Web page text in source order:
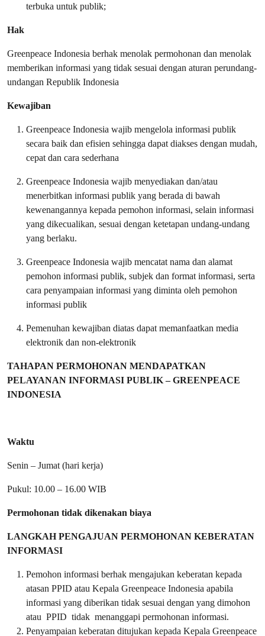
terbuka untuk publik;
Hak
Greenpeace Indonesia berhak menolak permohonan dan menolak
memberikan informasi yang tidak sesuai dengan aturan perundang-
undangan Republik Indonesia
Kewajiban
Greenpeace Indonesia wajib mengelola informasi publik
secara baik dan efisien sehingga dapat diakses dengan mudah,
cepat dan cara sederhana
Greenpeace Indonesia wajib menyediakan dan/atau
menerbitkan informasi publik yang berada di bawah
kewenangannya kepada pemohon informasi, selain informasi
yang dikecualikan, sesuai dengan ketetapan undang-undang
yang berlaku.
Greenpeace Indonesia wajib mencatat nama dan alamat
pemohon informasi publik, subjek dan format informasi, serta
cara penyampaian informasi yang diminta oleh pemohon
informasi publik
Pemenuhan kewajiban diatas dapat memanfaatkan media
elektronik dan non-elektronik
TAHAPAN PERMOHONAN MENDAPATKAN
PELAYANAN INFORMASI PUBLIK – GREENPEACE
INDONESIA
Waktu
Senin – Jumat (hari kerja)
Pukul: 10.00 – 16.00 WIB
Permohonan tidak dikenakan biaya
LANGKAH PENGAJUAN PERMOHONAN KEBERATAN
INFORMASI
Pemohon informasi berhak mengajukan keberatan kepada
atasan PPID atau Kepala Greenpeace Indonesia apabila
informasi yang diberikan tidak sesuai dengan yang dimohon
atau PPID tidak menanggapi permohonan informasi.
Penyampaian keberatan ditujukan kepada Kepala Greenpeace